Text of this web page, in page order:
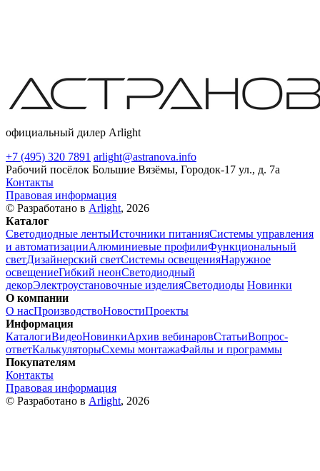
официальный дилер Arlight
+7 (495) 320 7891 arlight@astranova.info
Рабочий посёлок Большие Вязёмы, Городок-17 ул., д. 7а
Контакты
Правовая информация
© Разработано в Arlight, 2026
Каталог
Светодиодные лентыИсточники питанияСистемы управления
и автоматизацииАлюминиевые профилиФункциональный
светДизайнерский светСистемы освещенияНаружное
освещениеГибкий неонСветодиодный
декорЭлектроустановочные изделияСветодиоды Новинки
О компании
О насПроизводствоНовостиПроекты
Информация
КаталогиВидеоНовинкиАрхив вебинаровСтатьиВопрос-
ответКалькуляторыСхемы монтажаФайлы и программы
Покупателям
Контакты
Правовая информация
© Разработано в Arlight, 2026